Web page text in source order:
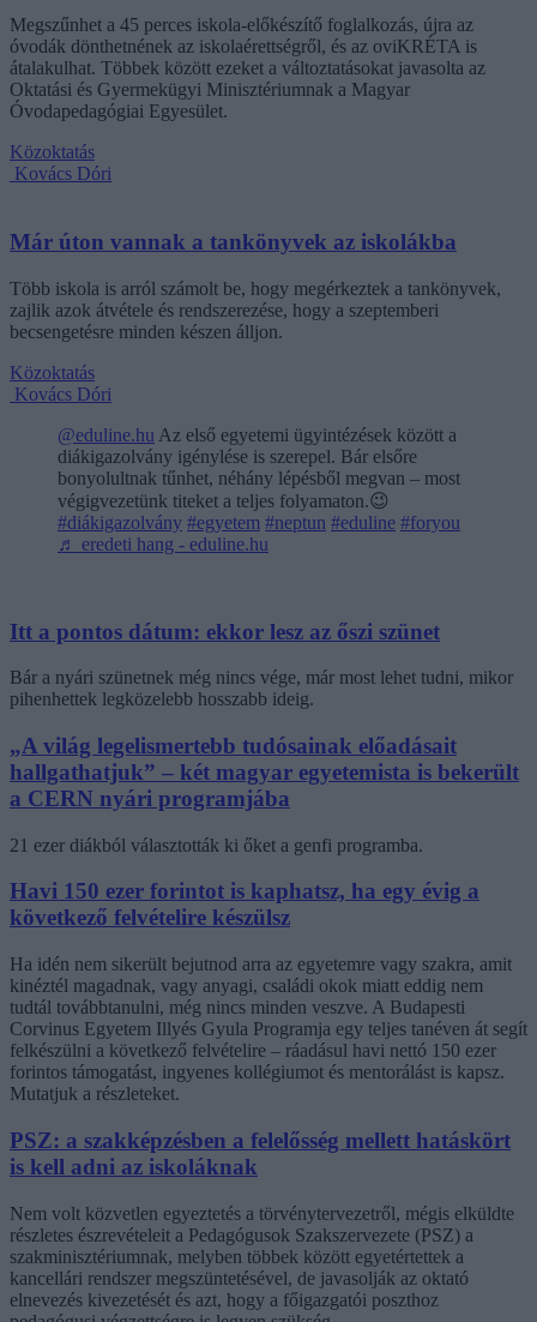
Megszűnhet a 45 perces iskola-előkészítő foglalkozás, újra az
óvodák dönthetnének az iskolaérettségről, és az oviKRÉTA is
átalakulhat. Többek között ezeket a változtatásokat javasolta az
Oktatási és Gyermekügyi Minisztériumnak a Magyar
Óvodapedagógiai Egyesület.
Közoktatás
Kovács Dóri
Már úton vannak a tankönyvek az iskolákba
Több iskola is arról számolt be, hogy megérkeztek a tankönyvek,
zajlik azok átvétele és rendszerezése, hogy a szeptemberi
becsengetésre minden készen álljon.
Közoktatás
Kovács Dóri
@eduline.hu Az első egyetemi ügyintézések között a
diákigazolvány igénylése is szerepel. Bár elsőre
bonyolultnak tűnhet, néhány lépésből megvan – most
végigvezetünk titeket a teljes folyamaton.😉
#diákigazolvány #egyetem #neptun #eduline #foryou
♬ eredeti hang - eduline.hu
Itt a pontos dátum: ekkor lesz az őszi szünet
Bár a nyári szünetnek még nincs vége, már most lehet tudni, mikor
pihenhettek legközelebb hosszabb ideig.
„A világ legelismertebb tudósainak előadásait
hallgathatjuk” – két magyar egyetemista is bekerült
a CERN nyári programjába
21 ezer diákból választották ki őket a genfi programba.
Havi 150 ezer forintot is kaphatsz, ha egy évig a
következő felvételire készülsz
Ha idén nem sikerült bejutnod arra az egyetemre vagy szakra, amit
kinéztél magadnak, vagy anyagi, családi okok miatt eddig nem
tudtál továbbtanulni, még nincs minden veszve. A Budapesti
Corvinus Egyetem Illyés Gyula Programja egy teljes tanéven át segít
felkészülni a következő felvételire – ráadásul havi nettó 150 ezer
forintos támogatást, ingyenes kollégiumot és mentorálást is kapsz.
Mutatjuk a részleteket.
PSZ: a szakképzésben a felelősség mellett hatáskört
is kell adni az iskoláknak
Nem volt közvetlen egyeztetés a törvénytervezetről, mégis elküldte
részletes észrevételeit a Pedagógusok Szakszervezete (PSZ) a
szakminisztériumnak, melyben többek között egyetértettek a
kancellári rendszer megszüntetésével, de javasolják az oktató
elnevezés kivezetését és azt, hogy a főigazgatói poszthoz